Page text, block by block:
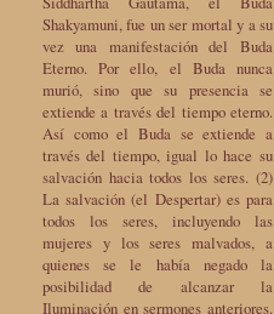
Shakyamuni, fue un ser mortal y a su
vez una manifestación del Buda
Eterno. Por ello, el Buda nunca
murió, sino que su presencia se
extiende a través del tiempo eterno.
Así como el Buda se extiende a
través del tiempo, igual lo hace su
salvación hacia todos los seres. (2)
La salvación (el Despertar) es para
todos los seres, incluyendo las
mujeres y los seres malvados, a
quienes se le había negado la
posibilidad de alcanzar la
Iluminación en sermones anteriores.